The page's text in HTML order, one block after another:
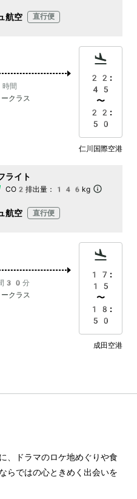
航空 直行便
間
クラス
22:
45
〜
22:
50
仁川国際空港
ライト
CO2排出量： 146kg
航空 直行便
30分
クラス
17:
15
〜
18:
50
成田空港
、ドラマのロケ地めぐりや食
らではの心ときめく出会いを